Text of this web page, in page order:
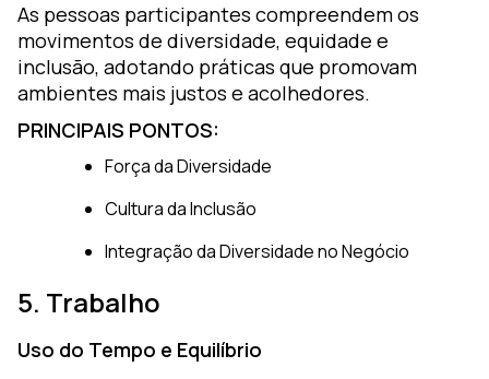
As pessoas participantes compreendem os
movimentos de diversidade, equidade e
inclusão, adotando práticas que promovam
ambientes mais justos e acolhedores.
PRINCIPAIS PONTOS:
Força da Diversidade
Cultura da Inclusão
Integração da Diversidade no Negócio
5. Trabalho
Uso do Tempo e Equilíbrio